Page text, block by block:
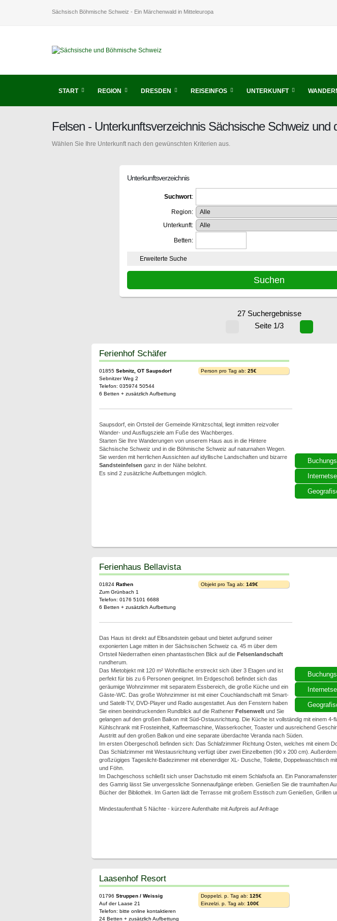
Sächsisch Böhmische Schweiz - Ein Märchenwald in Mitteleuropa
START REGION DRESDEN REISEINFOS UNTERKUNFT
Felsen - Unterkunftsverzeichnis Sächsische Schweiz und
Wählen Sie Ihre Unterkunft nach den gewünschten Kriterien aus.
Unterkunftsverzeichnis
Suchwort:
Region:
Unterkunft:
Betten:
Erweiterte Suche
27 Suchergebnisse
Seite 1/3
Ferienhof Schäfer
01855 Sebnitz, OT Saupsdorf
Sebnitzer Weg 2
Telefon: 035974 50544
6 Betten + zusätzlich Aufbettung
Person pro Tag ab: 25€
Saupsdorf, ein Ortsteil der Gemeinde Kirnitzschtal, liegt inmitten reizvoller
Wander- und Ausflugsziele am Fuße des Wachberges.
Starten Sie Ihre Wanderungen von unserem Haus aus in die Hintere
Sächsische Schweiz und in die Böhmische Schweiz auf naturnahen Wegen.
Sie werden mit herrlichen Aussichten auf idyllische Landschaften und bizarre
Sandsteinfelsen ganz in der Nähe belohnt.
Es sind 2 zusätzliche Aufbettungen möglich.
Ferienhaus Bellavista
01824 Rathen
Zum Grünbach 1
Telefon: 0176 5101 6688
6 Betten + zusätzlich Aufbettung
Objekt pro Tag ab: 149€
Das Haus ist direkt auf Elbsandstein gebaut und bietet aufgrund seiner
exponierten Lage mitten in der Sächsischen Schweiz ca. 45 m über dem
Ortsteil Niederrathen einen phantastischen Blick auf die Felsenlandschaft
rundherum.
Das Mietobjekt mit 120 m² Wohnfläche erstreckt sich über 3 Etagen und ist
perfekt für bis zu 6 Personen geeignet. Im Erdgeschoß befindet sich das
geräumige Wohnzimmer mit separatem Essbereich, die große Küche und ein
Gäste-WC. Das große Wohnzimmer ist mit einer Couchlandschaft mit Smart-
und Satelit-TV, DVD-Player und Radio ausgestattet. Aus den Fenstern haben
Sie einen beeindruckenden Rundblick auf die Rathener Felsenweltund Sie
gelangen auf den großen Balkon mit Süd-Ostausrichtung. Die Küche ist vollständig mit einem 4-
Kühlschrank mit Frosteinheit, Kaffeemaschine, Wasserkocher, Toaster und ausreichend
Austritt auf den großen Balkon und eine separate überdachte Veranda nach Süden.
Im ersten Obergeschoß befinden sich: Das Schlafzimmer Richtung Osten, welches mit einem
Das Schlafzimmer mit Westausrichtung verfügt über zwei Einzelbetten (90 x 200 cm).
großzügiges Tageslicht-Badezimmer mit ebenerdiger XL- Dusche, Toilette, Doppelwaschtisch
und Föhn.
Im Dachgeschoss schließt sich unser Dachstudio mit einem Schlafsofa an. Ein
des Gamrig lässt Sie unvergessliche Sonnenaufgänge erleben. Genießen Sie die traumhaften
Bücher der Bibliothek. Im Garten lädt die Terrasse mit großem Esstisch zum Genießen, Grillen
Mindestaufenthalt 5 Nächte - kürzere Aufenthalte mit Aufpreis auf Anfrage
Laasenhof Resort
01796 Struppen / Weissig
Auf der Laase 21
Telefon: bitte online kontaktieren
24 Betten + zusätzlich Aufbettung
Doppelzi. p. Tag ab: 125€
Einzelzi. p. Tag ab: 100€